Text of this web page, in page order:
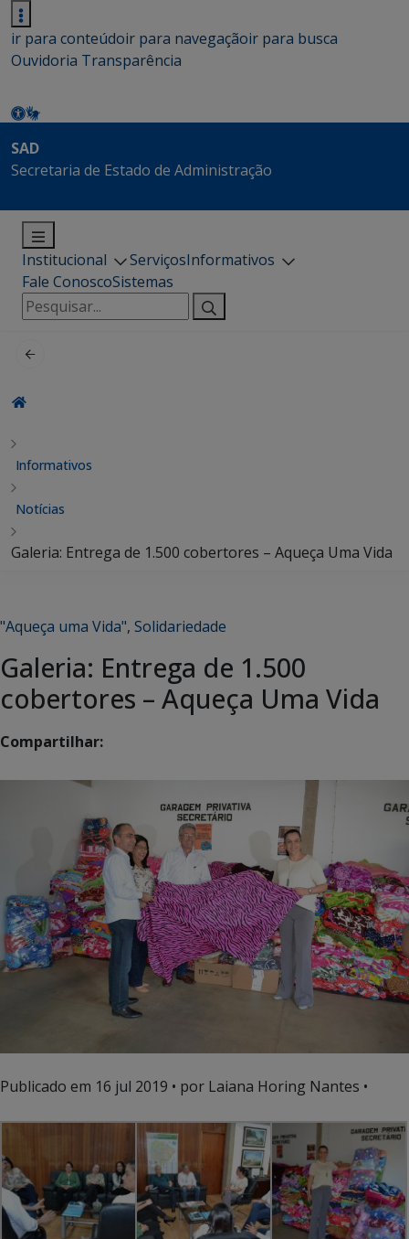
ir para conteúdoir para navegaçãoir para busca
Ouvidoria Transparência
SAD
Secretaria de Estado de Administração
Institucional ServiçosInformativos
Fale ConoscoSistemas
Pesquisar
por:
Informativos
Notícias
Galeria: Entrega de 1.500 cobertores – Aqueça Uma Vida
"Aqueça uma Vida", Solidariedade
Galeria: Entrega de 1.500
cobertores – Aqueça Uma Vida
Compartilhar:
Publicado em 16 jul 2019 • por Laiana Horing Nantes •